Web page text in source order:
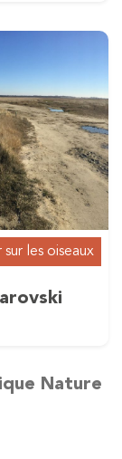
sur les oiseaux
Nature